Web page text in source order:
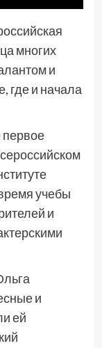
многих
и
где и начала
учебы
и
и
ей